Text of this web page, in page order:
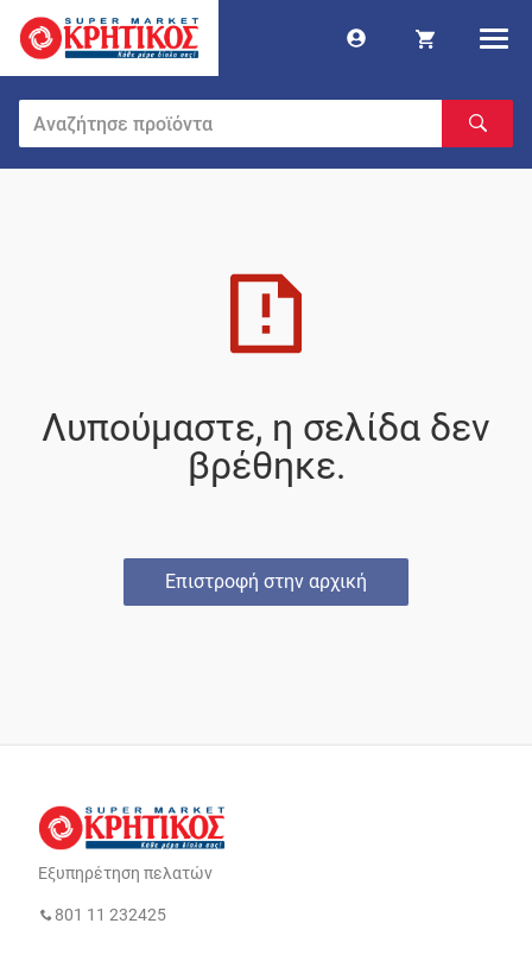
Λυπούμαστε, η σελίδα δεν
βρέθηκε.
Επιστροφή στην αρχική
Εξυπηρέτηση πελατών
801 11 232425